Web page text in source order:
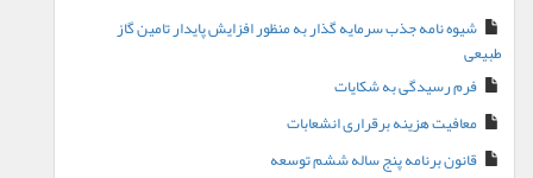
شیوه نامه جذب سرمایه گذار به منظور افزایش پایدار تامین گاز
طبیعی
فرم رسیدگی به شکایات
معافیت هزینه برقراری انشعابات
قانون برنامه پنج ساله ششم توسعه